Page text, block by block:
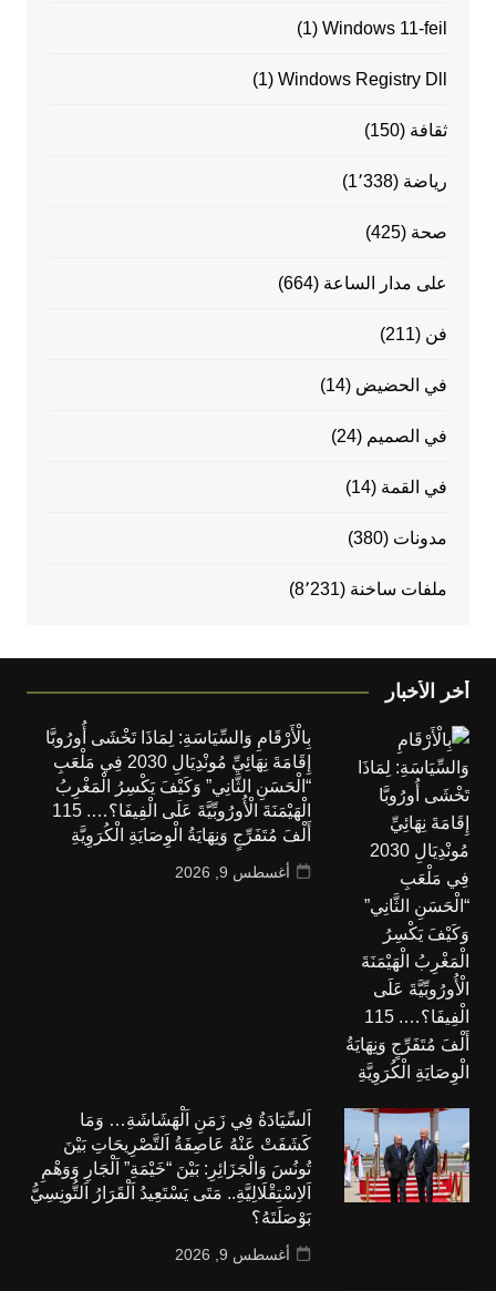
Windows 11-feil
(1)
Windows Registry Dll
(1)
ثقافة (150)
رياضة (1٬338)
صحة (425)
على مدار الساعة (664)
فن (211)
في الحضيض (14)
في الصميم (24)
في القمة (14)
مدونات (380)
ملفات ساخنة (8٬231)
أخر الأخبار
بِالْأَرْقَامِ وَالسِّيَاسَةِ: لِمَاذَا تَخْشَى أُورُوبَّا
إِقَامَةَ نِهَائِيِّ مُونْدِيَالِ 2030 فِي مَلْعَبِ
“الْحَسَنِ الثَّانِي” وَكَيْفَ يَكْسِرُ الْمَغْرِبُ
الْهَيْمَنَةَ الْأُورُوبِّيَّةَ عَلَى الْفِيفَا؟…. 115
أَلْفَ مُتَفَرِّجٍ وَنِهَايَةُ الْوِصَايَةِ الْكُرَوِيَّةِ
أغسطس 9, 2026
اَلسِّيَادَةُ فِي زَمَنِ اَلْهَشَاشَةِ… وَمَا
كَشَفَتْ عَنْهُ عَاصِفَةُ اَلتَّصْرِيحَاتِ بَيْنَ
تُونُسَ وَالْجَزَائِرِ: بَيْنَ “خَيْمَةِ” اَلْجَارِ وَوَهْمِ
اَلاِسْتِقْلَالِيَّةِ.. مَتَى يَسْتَعِيدُ اَلْقَرَارُ اَلتُّونِسِيُّ
بَوْصَلَتَهُ؟
أغسطس 9, 2026